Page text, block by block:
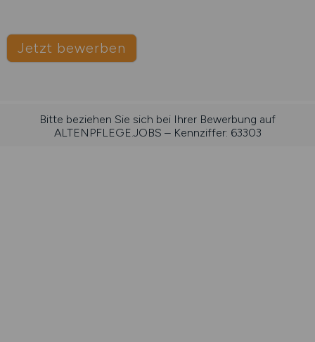
Jetzt bewerben
Bitte beziehen Sie sich bei Ihrer Bewerbung auf
ALTENPFLEGE.JOBS – Kennziffer: 63303